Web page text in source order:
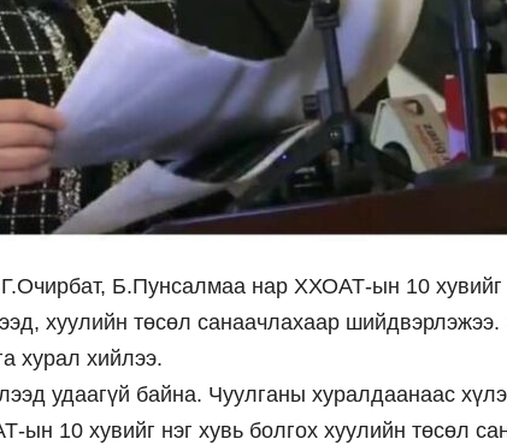
Б.Пунсалмаа нар ХХОАТ-ын 10
хуулийн төсөл санаачлахаар шийдвэрлэжээ.
хурал хийлээ.
удаагүй байна. Чуулганы хуралдаанаас
10 хувийг нэг хувь болгох хуулийн төсөл